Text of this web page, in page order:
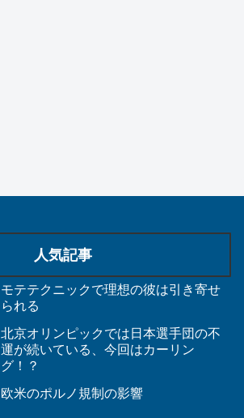
人気記事
モテテクニックで理想の彼は引き寄せ
られる
北京オリンピックでは日本選手団の不
運が続いている、今回はカーリン
グ！？
欧米のポルノ規制の影響